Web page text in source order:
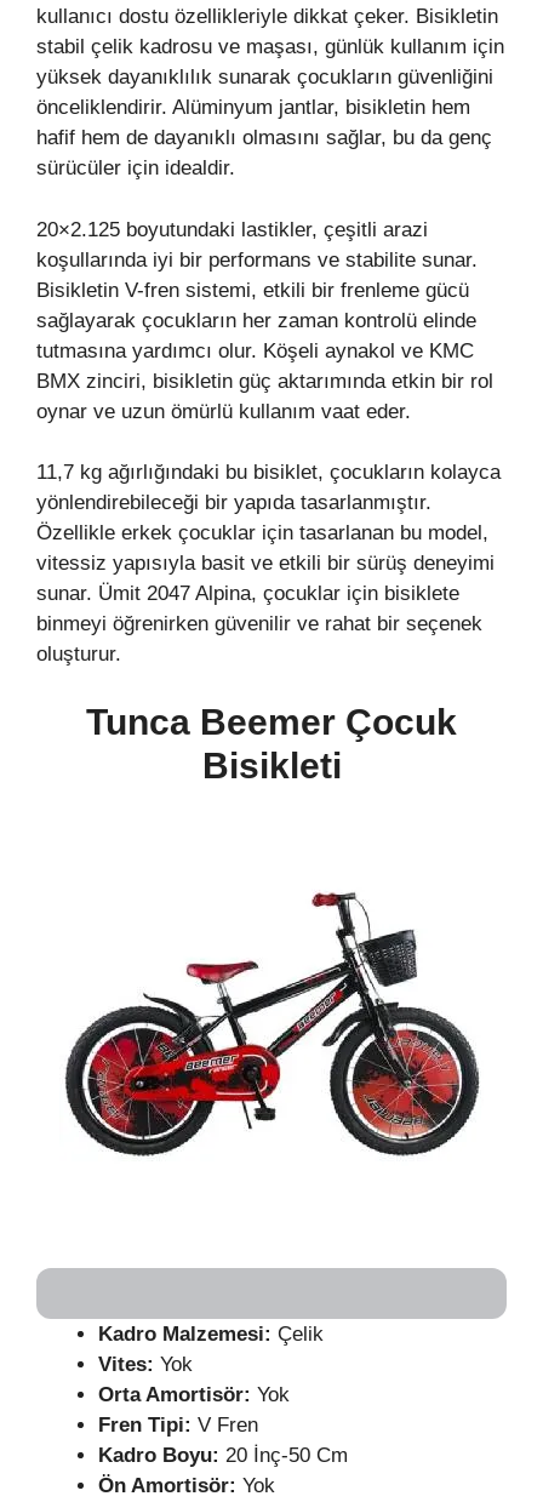
kullanıcı dostu özellikleriyle dikkat çeker. Bisikletin
stabil çelik kadrosu ve maşası, günlük kullanım için
yüksek dayanıklılık sunarak çocukların güvenliğini
önceliklendirir. Alüminyum jantlar, bisikletin hem
hafif hem de dayanıklı olmasını sağlar, bu da genç
sürücüler için idealdir.
20×2.125 boyutundaki lastikler, çeşitli arazi
koşullarında iyi bir performans ve stabilite sunar.
Bisikletin V-fren sistemi, etkili bir frenleme gücü
sağlayarak çocukların her zaman kontrolü elinde
tutmasına yardımcı olur. Köşeli aynakol ve KMC
BMX zinciri, bisikletin güç aktarımında etkin bir rol
oynar ve uzun ömürlü kullanım vaat eder.
11,7 kg ağırlığındaki bu bisiklet, çocukların kolayca
yönlendirebileceği bir yapıda tasarlanmıştır.
Özellikle erkek çocuklar için tasarlanan bu model,
vitessiz yapısıyla basit ve etkili bir sürüş deneyimi
sunar. Ümit 2047 Alpina, çocuklar için bisiklete
binmeyi öğrenirken güvenilir ve rahat bir seçenek
oluşturur.
Tunca Beemer Çocuk
Bisikleti
Kadro Malzemesi: Çelik
Vites: Yok
Orta Amortisör: Yok
Fren Tipi: V Fren
Kadro Boyu: 20 İnç-50 Cm
Ön Amortisör: Yok